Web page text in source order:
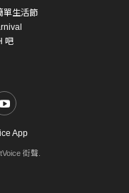
單生活節
吧
App
街聲.